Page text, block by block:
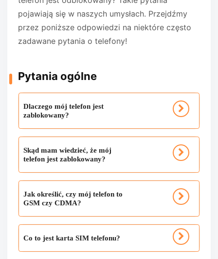
pojawiają się w naszych umysłach. Przejdźmy
przez poniższe odpowiedzi na niektóre często
zadawane pytania o telefony!
Pytania ogólne
Dlaczego mój telefon jest
zablokowany?
Skąd mam wiedzieć, że mój
telefon jest zablokowany?
Jak określić, czy mój telefon to
GSM czy CDMA?
Co to jest karta SIM telefonu?